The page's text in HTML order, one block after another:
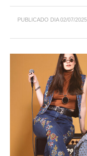
PUBLICADO DIA 02/07/